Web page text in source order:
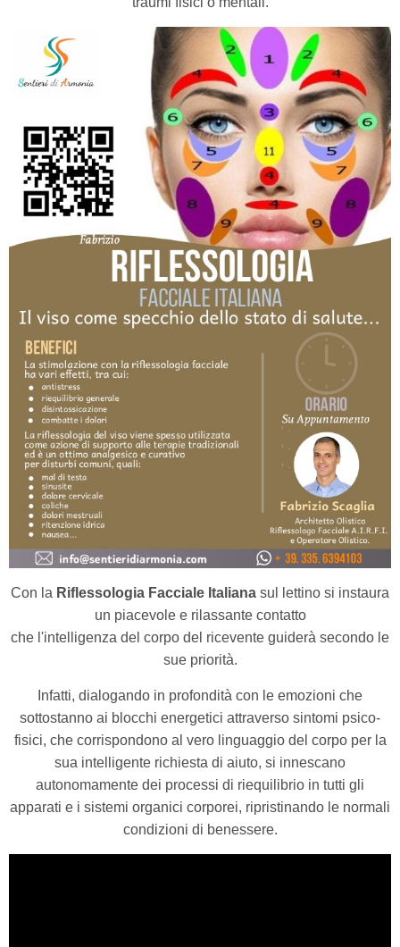
Con la Riflessologia Facciale Italiana sul lettino si instaura
un piacevole e rilassante contatto
che l'intelligenza del corpo del ricevente guiderà secondo le
sue priorità.
Infatti, dialogando in profondità con le emozioni che
sottostanno ai blocchi energetici attraverso sintomi psico-
fisici, che corrispondono al vero linguaggio del corpo per la
sua intelligente richiesta di aiuto, si innescano
autonomamente dei processi di riequilibrio in tutti gli
apparati e i sistemi organici corporei, ripristinando le normali
condizioni di benessere.